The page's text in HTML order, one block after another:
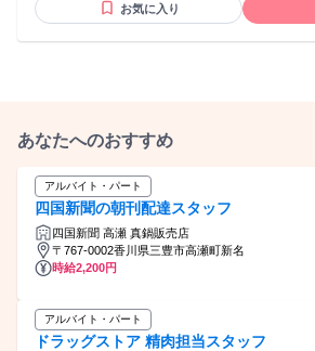
は、 得意とされる方 ・チャレンジ精神がある方
上を目指したい！ ★生活水準を上げた
のを買いたい！ といった向上心と ガッツがある方を待ってま
す！
お気に入り
あなたへのおすすめ
アルバイト・パート
四国新聞の朝刊配達スタッフ
四国新聞 高瀬 真鍋販売店
〒767-0002香川県三豊市高瀬町新名
時給2,200円
アルバイト・パート
ドラッグストア 精肉担当スタッフ